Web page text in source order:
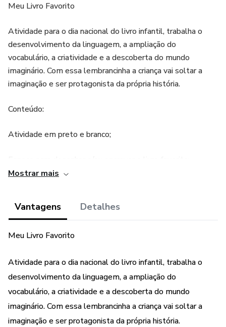
Meu Livro Favorito
Atividade para o dia nacional do livro infantil, trabalha o
desenvolvimento da linguagem, a ampliação do
vocabulário, a criatividade e a descoberta do mundo
imaginário. Com essa lembrancinha a criança vai soltar a
imaginação e ser protagonista da própria história.
Conteúdo:
Atividade em preto e branco;
Mostrar mais
Vantagens Detalhes
Meu Livro Favorito
Atividade para o dia nacional do livro infantil, trabalha o
desenvolvimento da linguagem, a ampliação do
vocabulário, a criatividade e a descoberta do mundo
imaginário. Com essa lembrancinha a criança vai soltar a
imaginação e ser protagonista da própria história.